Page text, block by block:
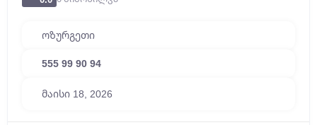
ოზურგეთი
555 99 90 94
მაისი 18, 2026